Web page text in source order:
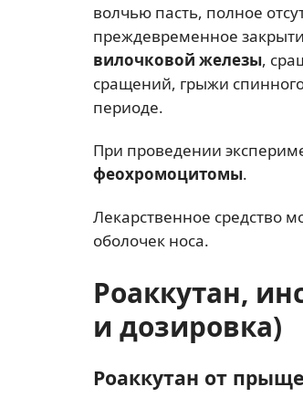
волчью пасть, полное
преждевременное
вилочковой железы,
сращений, грыжи
периоде.
При проведении
феохромоцитомы.
Лекарственное средство
оболочек носа.
Роаккутан,
и дозировка)
Роаккутан от